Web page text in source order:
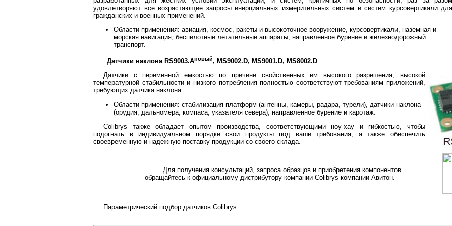
удовлетворяют все возрастающие запросы инерциальных измерительных систем и систем курсовертикали для
гражданских и военных применений.
Области применения: авиация, космос, ракеты и высокоточное вооружение, курсовертикали, наземная и
морская навигация, беспилотные летательные аппараты, направленное бурение и железнодорожный
транспорт.
Датчики наклона RS9003.Aновый, MS9002.D, MS9001.D, MS8002.D
Датчики с переменной емкостью по причине свойственных им высокого разрешения, высокой
температурной стабильности и низкого потребления полностью соответствуют требованиям приложений,
требующих датчика наклона.
Области применения: стабилизация платформ (антенны, камеры, радара, турели), датчики наклона
(орудия, дальномера, компаса, указателя севера), направленное бурение и каротаж.
Colibrys также обладает опытом производства, соответствующими ноу-хау и гибкостью, чтобы
подогнать в индивидуальном порядке свои продукты под ваши требования, а также обеспечить
своевременную и надежную поставку продукции со своего склада.
Для получения консультаций, запроса образцов и приобретения компонентов
обращайтесь к официальному дистрибутору компании Colibrys компании Авитон.
Параметрический подбор датчиков Colibrys